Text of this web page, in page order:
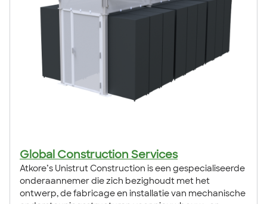
Global Construction Services
Atkore’s Unistrut Construction is een gespecialiseerde
onderaannemer die zich bezighoudt met het
ontwerp, de fabricage en installatie van mechanische